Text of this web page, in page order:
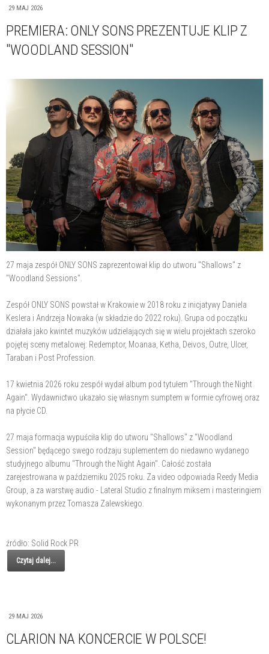
29 MAJ 2026
PREMIERA: ONLY SONS PREZENTUJE KLIP Z
"WOODLAND SESSION"
27 maja zespół ONLY SONS zaprezentował klip do utworu "Shallows" z
"Woodland Sessions".
Zespół ONLY SONS powstał w Krakowie w 2018 roku z inicjatywy Daniela
Keslera i Andrzeja Nowaka (w składzie do 2022 roku). Grupa od początku
działała jako kwintet muzyków udzielających się w wielu projektach szeroko
pojętej sceny metalowej: Redemptor, Moanaa, Ketha, Deivos, Outre, Ulcer,
Taraban i Post Profession.
17 kwietnia 2026 roku zespół wydał album pod tytułem "Through the Night
Again". Wydawnictwo ukazało się własnym sumptem w formie cyfrowej oraz
na płycie CD.
27 maja formacja wypuściła klip do utworu "Shallows" z "Woodland
Session" będącego swego rodzaju suplementem do niedawno wydanego
studyjnego albumu "Through the Night Again". Całość została
zarejestrowana w październiku 2025 roku. Za video odpowiada Reedy Media
Group, a za warstwę audio - Lateral Studio z finalnym miksem i masteringiem
wykonanym przez Tomasza Zalewskiego.
źródło: Solid Rock PR
Czytaj dalej...
29 MAJ 2026
CLARION NA KONCERCIE W POLSCE!